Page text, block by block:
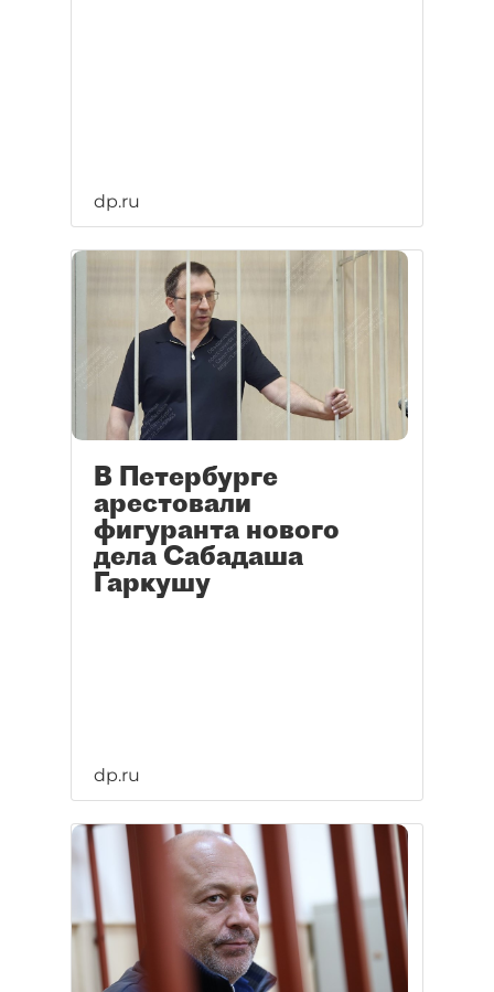
dp.ru
В Петербурге
арестовали
фигуранта нового
дела Сабадаша
Гаркушу
dp.ru